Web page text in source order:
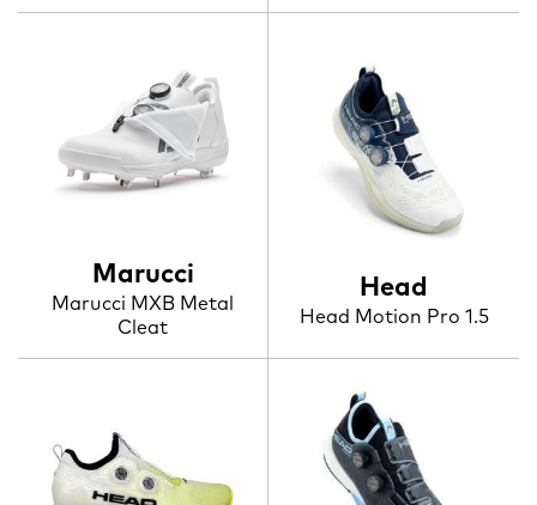
Marucci
Marucci MXB Metal
Cleat
Head
Head Motion Pro 1.5